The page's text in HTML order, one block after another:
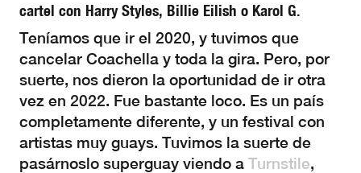
cartel con Harry Styles, Billie Eilish o Karol G.
Teníamos que ir el 2020, y tuvimos que
cancelar Coachella y toda la gira. Pero, por
suerte, nos dieron la oportunidad de ir otra
vez en 2022. Fue bastante loco. Es un país
completamente diferente, y un festival con
artistas muy guays. Tuvimos la suerte de
pasárnoslo superguay viendo a Turnstile,